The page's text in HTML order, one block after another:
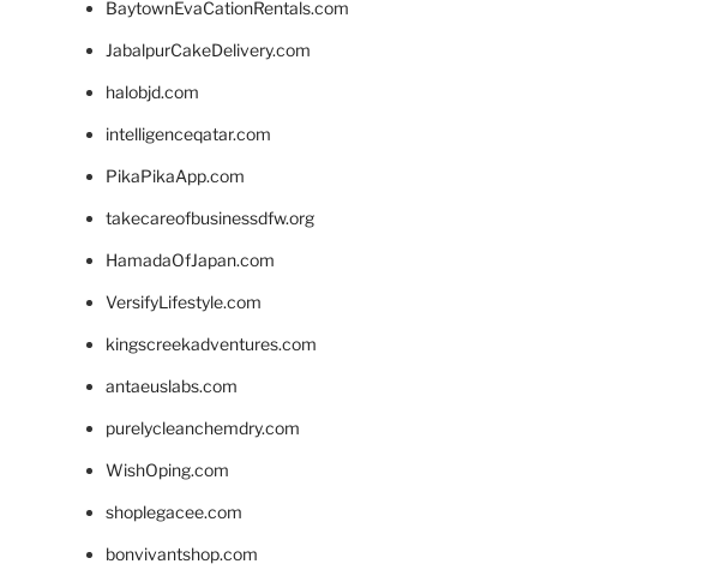
BaytownEvaCationRentals.com
JabalpurCakeDelivery.com
halobjd.com
intelligenceqatar.com
PikaPikaApp.com
takecareofbusinessdfw.org
HamadaOfJapan.com
VersifyLifestyle.com
kingscreekadventures.com
antaeuslabs.com
purelycleanchemdry.com
WishOping.com
shoplegacee.com
bonvivantshop.com